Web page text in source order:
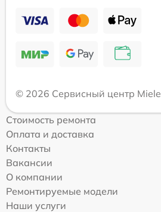
© 2026 Сервисный центр Miele
Стоимость ремонта
Оплата и доставка
Контакты
Вакансии
О компании
Ремонтируемые модели
Наши услуги